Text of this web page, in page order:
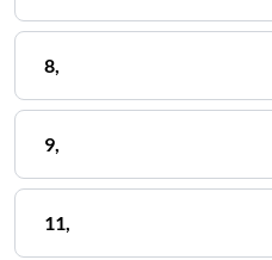
8,
9,
11,